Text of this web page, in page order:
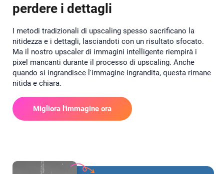
perdere i dettagli
I metodi tradizionali di upscaling spesso sacrificano la
nitidezza e i dettagli, lasciandoti con un risultato sfocato.
Ma il nostro upscaler di immagini intelligente riempirà i
pixel mancanti durante il processo di upscaling. Anche
quando si ingrandisce l'immagine ingrandita, questa rimane
nitida e chiara.
Migliora l'immagine ora